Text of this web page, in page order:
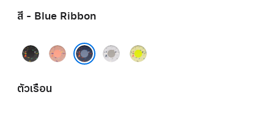
สี - Blue Ribbon
Midnight
Black
Alpenglow
PinkBlue Ribbon
Veiled
Grey
Volt
Splash
ตัวเรือน